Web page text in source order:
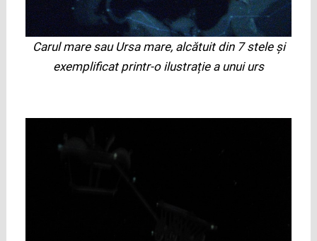
Carul mare sau Ursa mare, alcătuit din 7 stele și
exemplificat printr-o ilustrație a unui urs